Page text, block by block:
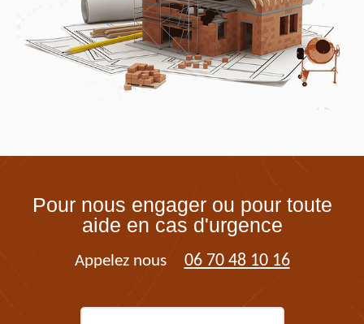
Pour nous engager ou pour toute
aide en cas d'urgence
Appelez nous 06 70 48 10 16